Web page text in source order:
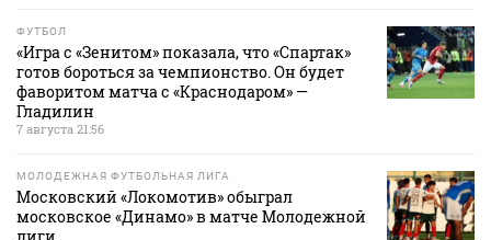
ФУТБОЛ
«Игра с «Зенитом» показала, что «Спартак»
готов бороться за чемпионство. Он будет
фаворитом матча с «Краснодаром» —
Гладилин
7 августа 21:56
МОЛОДЕЖНАЯ ФУТБОЛЬНАЯ ЛИГА
Московский «Локомотив» обыграл
московское «Динамо» в матче Молодежной
лиги